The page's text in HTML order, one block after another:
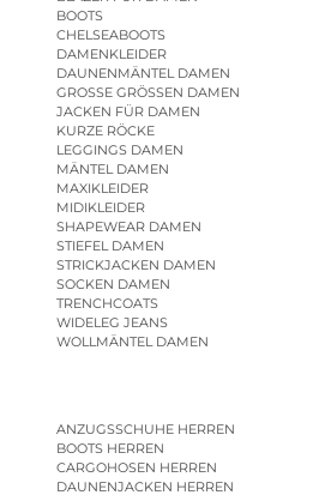
BOOTS
CHELSEABOOTS
DAMENKLEIDER
DAUNENMÄNTEL DAMEN
GROSSE GRÖSSEN DAMEN
JACKEN FÜR DAMEN
KURZE RÖCKE
LEGGINGS DAMEN
MÄNTEL DAMEN
MAXIKLEIDER
MIDIKLEIDER
SHAPEWEAR DAMEN
STIEFEL DAMEN
STRICKJACKEN DAMEN
SOCKEN DAMEN
TRENCHCOATS
WIDELEG JEANS
WOLLMÄNTEL DAMEN
ANZUGSSCHUHE HERREN
BOOTS HERREN
CARGOHOSEN HERREN
DAUNENJACKEN HERREN